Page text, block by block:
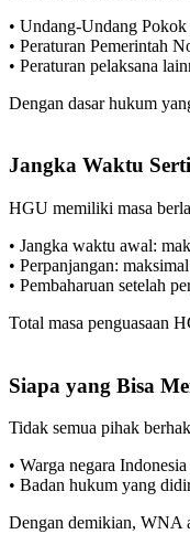
• Undang-Undang
• Peraturan Pemerintah
• Peraturan pelaksana
Dengan dasar hukum
Jangka Waktu
HGU memiliki masa
• Jangka waktu awal:
• Perpanjangan:
• Pembaharuan setelah
Total masa penguasaan
Siapa yang Bisa
Tidak semua pihak
• Warga negara
• Badan hukum yang
Dengan demikian, WNA